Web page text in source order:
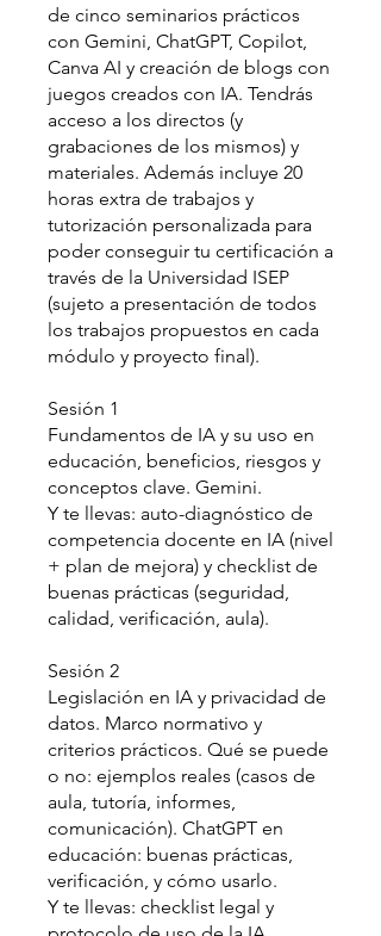
de cinco seminarios prácticos
con Gemini, ChatGPT, Copilot,
Canva AI y creación de blogs con
juegos creados con IA. Tendrás
acceso a los directos (y
grabaciones de los mismos) y
materiales. Además incluye 20
horas extra de trabajos y
tutorización personalizada para
poder conseguir tu certificación a
través de la Universidad ISEP
(sujeto a presentación de todos
los trabajos propuestos en cada
módulo y proyecto final).
Sesión 1
Fundamentos de IA y su uso en
educación, beneficios, riesgos y
conceptos clave. Gemini.
Y te llevas: auto-diagnóstico de
competencia docente en IA (nivel
+ plan de mejora) y checklist de
buenas prácticas (seguridad,
calidad, verificación, aula).
Sesión 2
Legislación en IA y privacidad de
datos. Marco normativo y
criterios prácticos. Qué se puede
o no: ejemplos reales (casos de
aula, tutoría, informes,
comunicación). ChatGPT en
educación: buenas prácticas,
verificación, y cómo usarlo.
Y te llevas: checklist legal y